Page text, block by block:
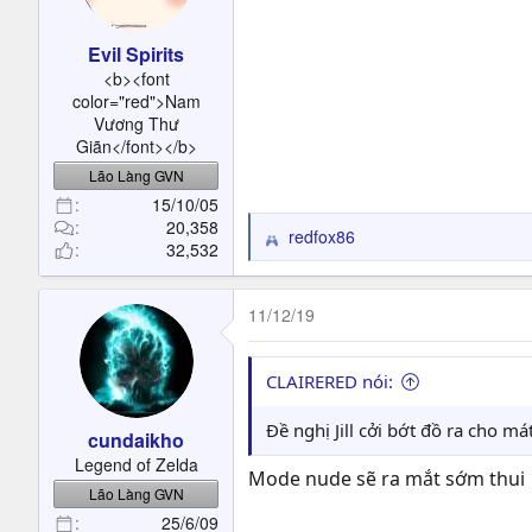
Evil Spirits
<b><font
color="red">Nam
Vương Thư
Giãn</font></b>
Lão Làng GVN
15/10/05
20,358
32,532
R
e
a
c
t
i
o
s
redfox86
cundaikho
Legend of Zelda
Lão Làng GVN
25/6/09
11/12/19
CLAIRERED nói:
Đề nghị Jill cởi bớt đồ ra cho
Mode nude sẽ ra mắt sớm thui